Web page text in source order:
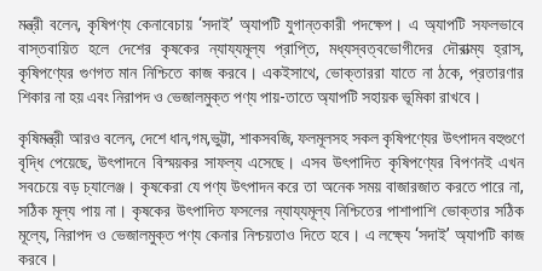
সংগঠন
নির্বাচনী
ইশতেহার
মন্ত্রী বলেন, কৃষিপণ্য কেনাবেচায় ‘সদাই’ অ্যাপটি যুগান্তকারী পদক্ষেপ। এ অ্যাপটি সফলভাবে
বাস্তবায়িত হলে দেশের কৃষকের ন্যায্যমূল্য প্রাপ্তি, মধ্যস্বত্বভোগীদের দৌরাত্ম্য হ্রাস,
কৃষিপণ্যের গুণগত মান নিশ্চিতে কাজ করবে। একইসাথে, ভোক্তাররা যাতে না ঠকে, প্রতারণার
শিকার না হয় এবং নিরাপদ ও ভেজালমুক্ত পণ্য পায়-তাতে অ্যাপটি সহায়ক ভূমিকা রাখবে।
কৃষিমন্ত্রী আরও বলেন, দেশে ধান,গম,ভুট্টা, শাকসবজি, ফলমূলসহ সকল কৃষিপণ্যের উৎপাদন বহুগুণে
বৃদ্ধি পেয়েছে, উৎপাদনে বিস্ময়কর সাফল্য এসেছে। এসব উৎপাদিত কৃষিপণ্যের বিপণনই এখন
সবচেয়ে বড় চ্যালেঞ্জ। কৃষকেরা যে পণ্য উৎপাদন করে তা অনেক সময় বাজারজাত করতে পারে না,
সঠিক মূল্য পায় না। কৃষকের উৎপাদিত ফসলের ন্যায্যমূল্য নিশ্চিতের পাশাপাশি ভোক্তার সঠিক
মূল্যে, নিরাপদ ও ভেজালমুক্ত পণ্য কেনার নিশ্চয়তাও দিতে হবে। এ লক্ষ্যে ‘সদাই’ অ্যাপটি কাজ
করবে।